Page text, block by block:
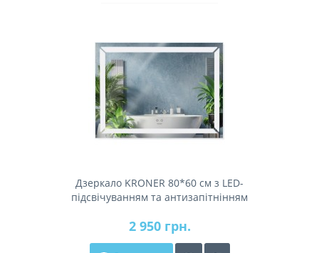
Дзеркало KRONER 80*60 см з LED-
підсвічуванням та антизапітнінням
2 950 грн.